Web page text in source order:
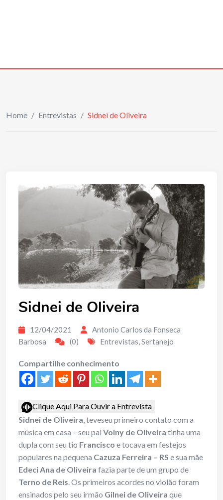
Home / Entrevistas / Sidnei de Oliveira
Sidnei de Oliveira
12/04/2021
Antonio Carlos da Fonseca
Barbosa
(0) Entrevistas,Sertanejo
Compartilhe conhecimento
Clique Aqui Para Ouvir a Entrevista
Sidnei de Oliveira, teveseu primeiro contato com a
música em casa – seu pai Volny de Oliveira tinha uma
dupla com seu tio Francisco e tocava em festejos
populares na pequena Cazuza Ferreira – RS e sua mãe
Edeci Ana de Oliveira fazia parte de um grupo de
Terno de Reis. Os primeiros acordes no violão foram
ensinados pelo seu irmão Gilnei de Oliveira que